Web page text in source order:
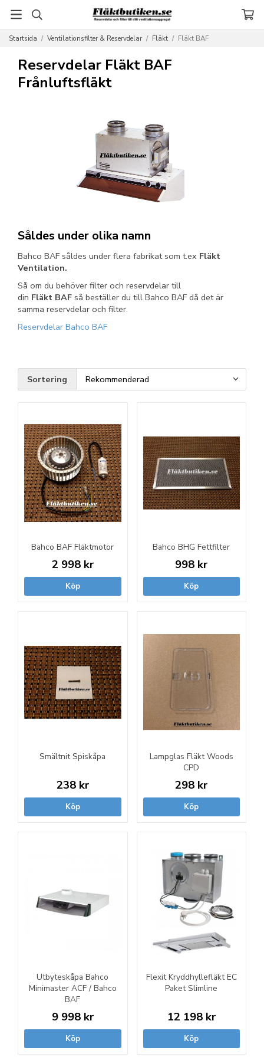
Startsida / Ventilationsfilter & Reservdelar / Fläkt / Fläkt BAF
Reservdelar Fläkt BAF
Frånluftsfläkt
Såldes under olika namn
Bahco BAF såldes under flera fabrikat som t.ex Fläkt
Ventilation.
Så om du behöver filter och reservdelar till
din Fläkt BAF så beställer du till Bahco BAF då det är
samma reservdelar och filter.
Reservdelar Bahco BAF
Sortering
Bahco BAF Fläktmotor
2 998 kr
Köp
Bahco BHG Fettfilter
998 kr
Köp
Smältnit Spiskåpa
238 kr
Köp
Lampglas Fläkt Woods
CPD
298 kr
Köp
Utbyteskåpa Bahco
Minimaster ACF / Bahco
BAF
9 998 kr
Köp
Flexit Kryddhyllefläkt EC
Paket Slimline
12 198 kr
Köp